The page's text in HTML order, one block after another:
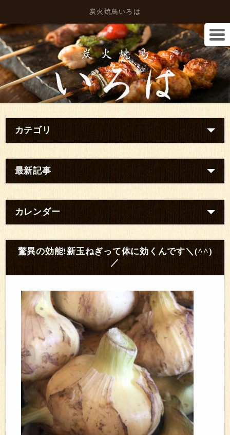
炭火焼鳥いろは
カテゴリ
最新記事
カレンダー
驚異の効能!新玉ねぎって体に効くんです＼(^^)
／